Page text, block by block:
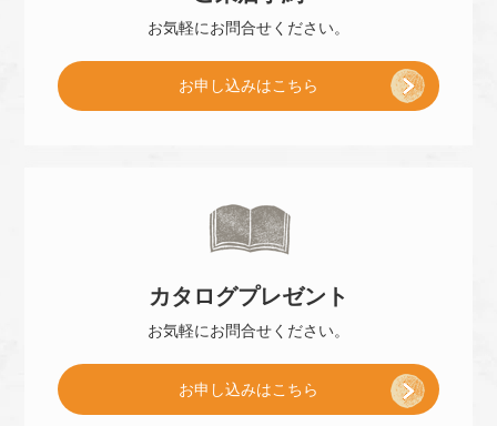
お気軽にお問合せください。
予
お申し込みはこちら
カタログプレゼント
お気軽にお問合せください。
お申し込みはこちら